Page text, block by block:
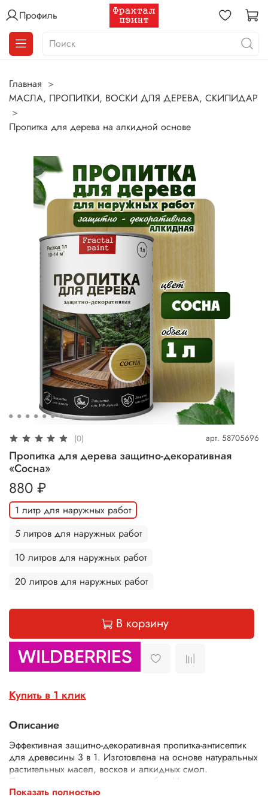
Профиль
Главная
МАСЛА, ПРОПИТКИ, ВОСКИ ДЛЯ ДЕРЕВА, СКИПИДАР
Пропитка для дерева на алкидной основе
(0) арт. 58705696
Пропитка для дерева защитно-декоративная
«Сосна»
880 ₽
1 литр для наружных работ
5 литров для наружных работ
10 литров для наружных работ
20 литров для наружных работ
В корзину
Купить в 1 клик
Описание
Эффективная защитно-декоративная пропитка-антисептик
для древесины 3 в 1. Изготовлена на основе натуральных
растительных масел, восков и алкидных смол.
Предназначена для наружных работ. Идеальна для
покраски срубов из бревен и бруса. Разработана для
Показать полностью